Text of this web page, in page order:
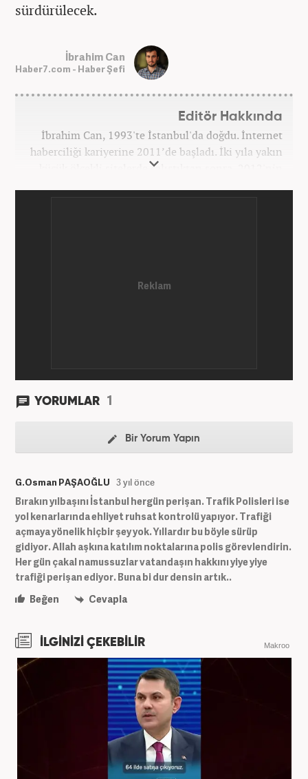
sürdürülecek.
İbrahim Can
Haber7.com - Haber Şefi
Editör Hakkında
İbrahim Can, 1993'te İstanbul'da doğdu. İnternet
haberciliği kariyerine 2011’de başladı. İki yıla yakın
küçük ölçekli sitelerde çalıştıktan sonra, 2012'nin
Yeni Şafak'ta kültür sanat, eğitim ve siyaset alanları
YORUMLAR 1
Bir Yorum Yapın
G.Osman PAŞAOĞLU 3 yıl önce
Bırakın yılbaşını İstanbul hergün perişan. Trafik Polisleri ise
yol kenarlarında ehliyet ruhsat kontrolü yapıyor. Trafiği
açmaya yönelik hiçbir şey yok. Yıllardır bu böyle sürüp
gidiyor. Allah aşkına katılım noktalarına polis görevlendirin.
Her gün çakal namussuzlar vatandaşın hakkını yiye yiye
trafiği perişan ediyor. Buna bi dur densin artık..
Beğen
Cevapla
İLGİNİZİ ÇEKEBİLİR Makroo